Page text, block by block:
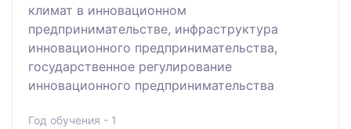
климат в инновационном
предпринимательстве, инфраструктура
инновационного предпринимательства,
государственное регулирование
инновационного предпринимательства
Год обучения - 1